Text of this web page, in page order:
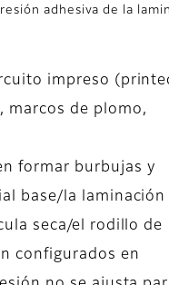
adhesiva de la
impreso
marcos de plomo,
formar burbujas y
base/la laminación
seca/el rodillo de
configurados en